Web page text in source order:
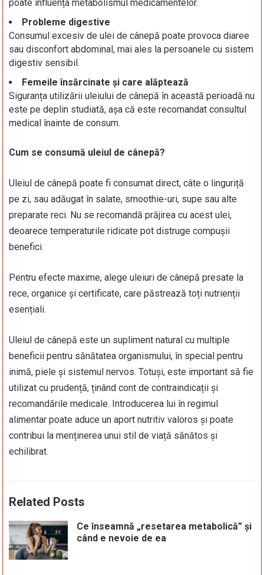
poate influența metabolismul medicamentelor.
Probleme digestive
Consumul excesiv de ulei de cânepă poate provoca diaree
sau disconfort abdominal, mai ales la persoanele cu sistem
digestiv sensibil.
Femeile însărcinate și care alăptează
Siguranța utilizării uleiului de cânepă în această perioadă nu
este pe deplin studiată, așa că este recomandat consultul
medical înainte de consum.
Cum se consumă uleiul de cânepă?
Uleiul de cânepă poate fi consumat direct, câte o linguriță
pe zi, sau adăugat în salate, smoothie-uri, supe sau alte
preparate reci. Nu se recomandă prăjirea cu acest ulei,
deoarece temperaturile ridicate pot distruge compușii
benefici.
Pentru efecte maxime, alege uleiuri de cânepă presate la
rece, organice și certificate, care păstrează toți nutrienții
esențiali.
Uleiul de cânepă este un supliment natural cu multiple
beneficii pentru sănătatea organismului, în special pentru
inimă, piele și sistemul nervos. Totuși, este important să fie
utilizat cu prudență, ținând cont de contraindicații și
recomandările medicale. Introducerea lui în regimul
alimentar poate aduce un aport nutritiv valoros și poate
contribui la menținerea unui stil de viață sănătos și
echilibrat.
Related Posts
Ce înseamnă „resetarea metabolică” și
când e nevoie de ea